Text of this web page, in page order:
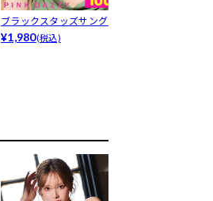
ブラックスタッズサングラス
¥1,980(税込)